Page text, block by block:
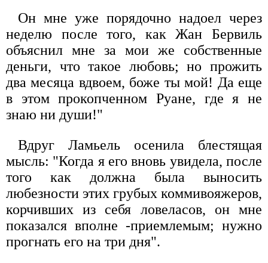
Он мне уже порядочно надоел через
неделю после того, как Жан Бервиль
объяснил мне за мои же собственные
деньги, что такое любовь; но прожить
два месяца вдвоем, боже ты мой! Да еще
в этом прокопченном Руане, где я не
знаю ни души!"
Вдруг Ламьель осенила блестящая
мысль: "Когда я его вновь увидела, после
того как должна была выносить
любезности этих грубых коммивояжеров,
корчивших из себя ловеласов, он мне
показался вполне -приемлемым; нужно
прогнать его на три дня".